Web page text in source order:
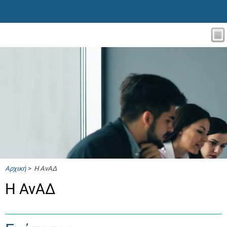
Αρχική> Η ΑνΑΔ
Η ΑνΑΔ